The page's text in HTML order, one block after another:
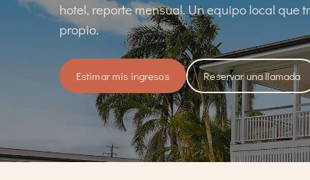
hotel, reporte mensual. Un equipo local que
propio.
Estimar mis ingresos Reservar una llamada